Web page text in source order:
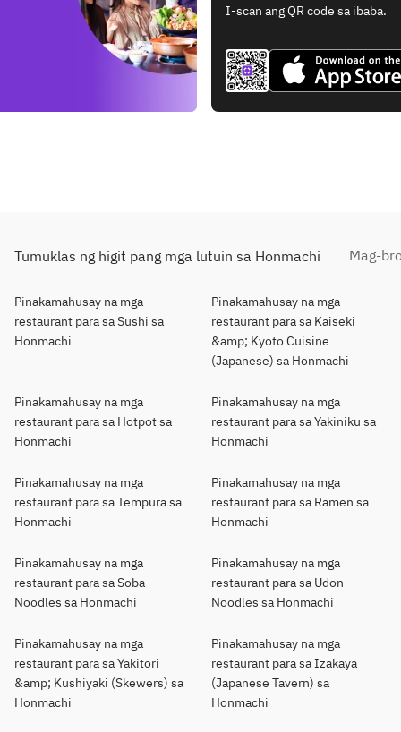
I-scan ang QR code sa ibaba.
Tumuklas ng higit pang mga lutuin sa Honmachi Mag-
Pinakamahusay na mga
restaurant para sa Sushi sa
Honmachi
Pinakamahusay na mga
restaurant para sa Kaiseki
&amp; Kyoto Cuisine
(Japanese) sa Honmachi
Pinakamahusay na mga
restaurant para sa Hotpot sa
Honmachi
Pinakamahusay na mga
restaurant para sa Yakiniku sa
Honmachi
Pinakamahusay na mga
restaurant para sa Tempura sa
Honmachi
Pinakamahusay na mga
restaurant para sa Ramen sa
Honmachi
Pinakamahusay na mga
restaurant para sa Soba
Noodles sa Honmachi
Pinakamahusay na mga
restaurant para sa Udon
Noodles sa Honmachi
Pinakamahusay na mga
restaurant para sa Yakitori
&amp; Kushiyaki (Skewers) sa
Honmachi
Pinakamahusay na mga
restaurant para sa Izakaya
(Japanese Tavern) sa
Honmachi